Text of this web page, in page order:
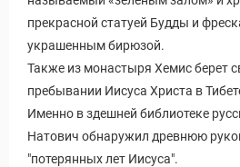
прекрасной статуей Будды и
украшенным бирюзой.
Также из монастыря Хемис берет
пребывании Иисуса Христа в
Именно в здешней библиотеке
Натович обнаружил древнюю
"потерянных лет Иисуса".